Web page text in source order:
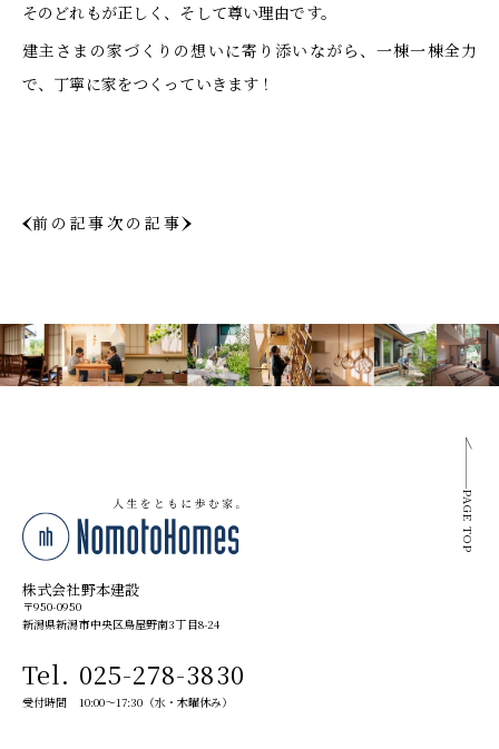
そのどれもが正しく、そして尊い理由です。
建主さまの家づくりの想いに寄り添いながら、一棟一棟全力
で、丁寧に家をつくっていきます！
前の記事次の記事
株式会社野本建設
〒950-0950
新潟県新潟市中央区鳥屋野南3丁目8-24
Tel. 025-278-3830
受付時間 10:00～17:30（水・木曜休み）
PAGE TOP